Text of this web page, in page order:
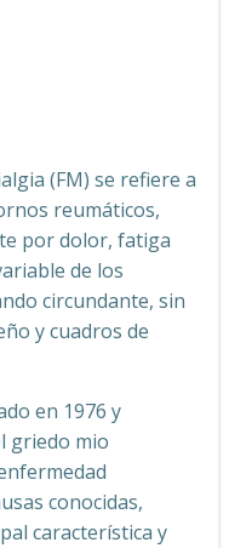
(FM) se refiere a
reumáticos,
por dolor, fatiga
de los
circundante, sin
y cuadros de
en 1976 y
griedo mio
conocidas,
característica y